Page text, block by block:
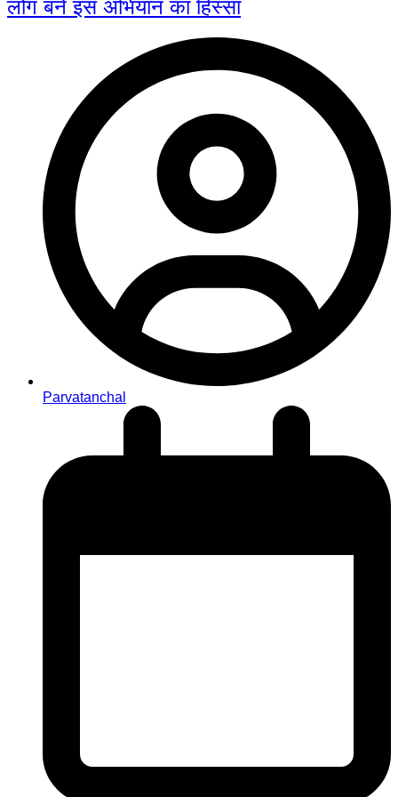
लोग बने इस अभियान का हिस्सा
Parvatanchal